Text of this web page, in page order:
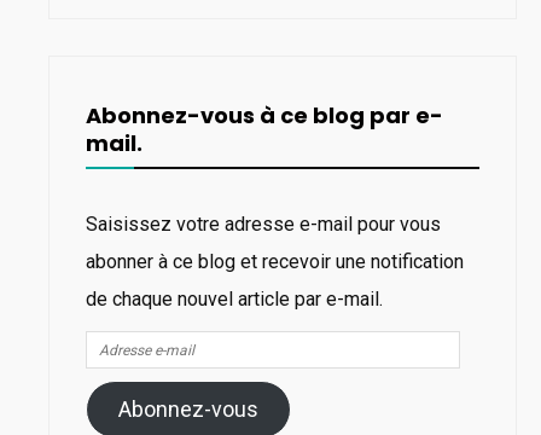
Abonnez-vous à ce blog par e-
mail.
Saisissez votre adresse e-mail pour vous
abonner à ce blog et recevoir une notification
de chaque nouvel article par e-mail.
Adresse
e-
mail
Abonnez-vous